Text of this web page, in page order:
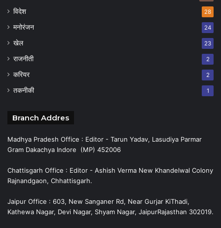
विदेश 28
मनोरंजन 24
खेल 23
राजनीती 2
करियर 2
तकनीकी 1
Branch Addres
Madhya Pradesh Office : Editor - Tarun Yadav, Lasudiya Parmar
Gram Dakachya Indore (MP) 452006
Chattisgarh Office : Editor - Ashish Verma New Khandelwal Colony
Rajnandgaon, Chhattisgarh.
Jaipur Office : 603, New Sanganer Rd, Near Gurjar KiThadi,
Kathewa Nagar, Devi Nagar, Shyam Nagar, JaipurRajasthan 302019.